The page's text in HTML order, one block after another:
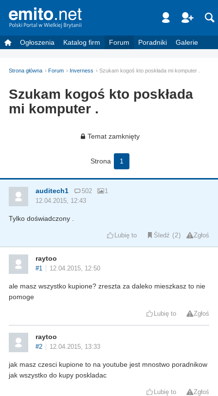
Ogłoszenia Katalog firm Forum Poradniki Galerie
Strona główna Forum Inverness Szukam kogoś kto poskłada mi komputer .
Szukam kogoś kto poskłada
mi komputer .
Temat zamknięty
Strona 1
auditech1 502
1
12.04.2015, 12:43
Tylko doświadczony .
Lubię to Śledź 2 Zgłoś
raytoo
#1 12.04.2015, 12:50
ale masz wszystko kupione? zreszta za daleko mieszkasz to nie
pomoge
Lubię to Zgłoś
raytoo
#2 12.04.2015, 13:33
jak masz czesci kupione to na youtube jest mnostwo poradnikow
jak wszystko do kupy poskladac
Lubię to Zgłoś